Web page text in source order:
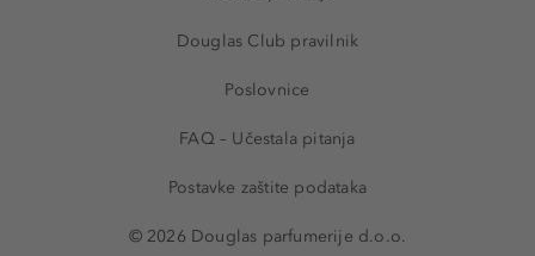
Douglas Club pravilnik
Poslovnice
FAQ – Učestala pitanja
Postavke zaštite podataka
© 2026 Douglas parfumerije d.o.o.